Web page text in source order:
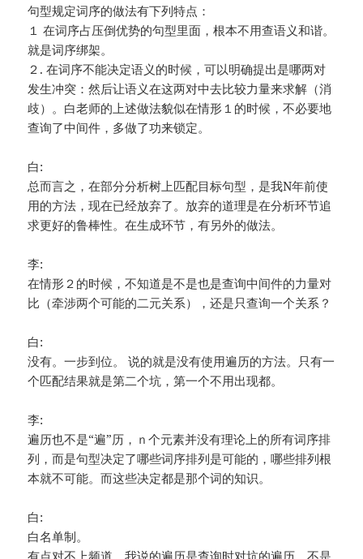
句型规定词序的做法有下列特点：
１ 在词序占压倒优势的句型里面，根本不用查语义和谐。
就是词序绑架。
２. 在词序不能决定语义的时候，可以明确提出是哪两对
发生冲突：然后让语义在这两对中去比较力量来求解（消
歧）。白老师的上述做法貌似在情形１的时候，不必要地
查询了中间件，多做了功来锁定。
白:
总而言之，在部分分析树上匹配目标句型，是我N年前使
用的方法，现在已经放弃了。放弃的道理是在分析环节追
求更好的鲁棒性。在生成环节，有另外的做法。
李:
在情形２的时候，不知道是不是也是查询中间件的力量对
比（牵涉两个可能的二元关系），还是只查询一个关系？
白:
没有。一步到位。 说的就是没有使用遍历的方法。只有一
个匹配结果就是第二个坑，第一个不用出现都。
李:
遍历也不是“遍”历，ｎ个元素并没有理论上的所有词序排
列，而是句型决定了哪些词序排列是可能的，哪些排列根
本就不可能。而这些决定都是那个词的知识。
白:
白名单制。
有点对不上频道，我说的遍历是查询时对坑的遍历，不是